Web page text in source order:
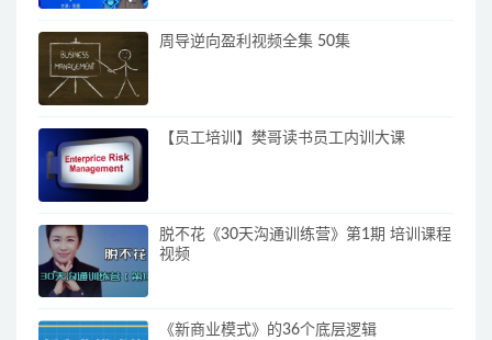
周导逆向盈利视频全集 50集
【员工培训】樊哥读书员工内训大课
脱不花《30天沟通训练营》第1期 培训课程
视频
《新商业模式》的36个底层逻辑